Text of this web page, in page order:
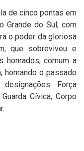
de cinco pontas em
Grande do Sul, com
o poder da gloriosa
que sobreviveu e
honrados, comum a
honrando o passado
Força
Cívica, Corpo